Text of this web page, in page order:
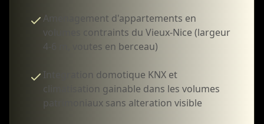
Amenagement d'appartements en
volumes contraints du Vieux-Nice (largeur
4-6 m, voutes en berceau)
Integration domotique KNX et
climatisation gainable dans les volumes
patrimoniaux sans alteration visible